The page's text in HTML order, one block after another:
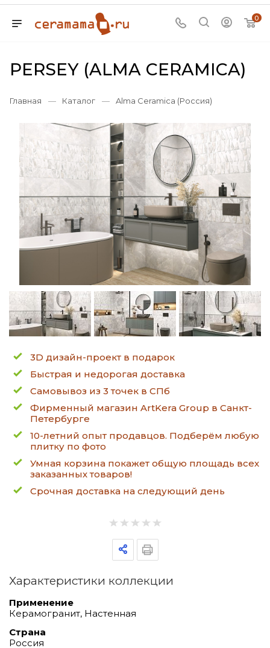
0
PERSEY (ALMA CERAMICA)
Главная — Каталог — Alma Ceramica (Россия)
3D дизайн-проект в подарок
Быстрая и недорогая доставка
Самовывоз из 3 точек в СПб
Фирменный магазин ArtKera Group в Санкт-
Петербурге
10-летний опыт продавцов. Подберём любую
плитку по фото
Умная корзина покажет общую площадь всех
заказанных товаров!
Срочная доставка на следующий день
Характеристики коллекции
Применение
Керамогранит, Настенная
Страна
Россия